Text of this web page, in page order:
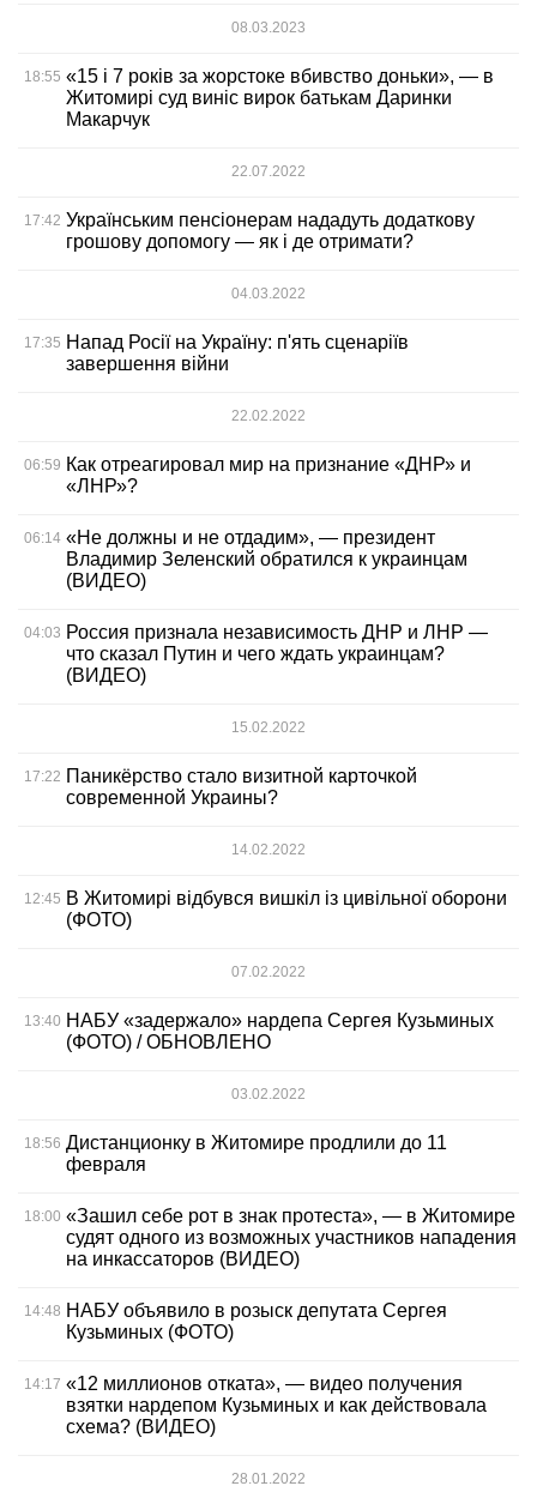
08.03.2023
18:55 «15 і 7 років за жорстоке вбивство доньки», — в
Житомирі суд виніс вирок батькам Даринки
Макарчук
22.07.2022
17:42 Українським пенсіонерам нададуть додаткову
грошову допомогу — як і де отримати?
04.03.2022
17:35 Напад Росії на Україну: п'ять сценаріїв
завершення війни
22.02.2022
06:59 Как отреагировал мир на признание «ДНР» и
«ЛНР»?
06:14 «Не должны и не отдадим», — президент
Владимир Зеленский обратился к украинцам
(ВИДЕО)
04:03 Россия признала независимость ДНР и ЛНР —
что сказал Путин и чего ждать украинцам?
(ВИДЕО)
15.02.2022
17:22 Паникёрство стало визитной карточкой
современной Украины?
14.02.2022
12:45 В Житомирі відбувся вишкіл із цивільної оборони
(ФОТО)
07.02.2022
13:40 НАБУ «задержало» нардепа Сергея Кузьминых
(ФОТО) / ОБНОВЛЕНО
03.02.2022
18:56 Дистанционку в Житомире продлили до 11
февраля
18:00 «Зашил себе рот в знак протеста», — в Житомире
судят одного из возможных участников нападения
на инкассаторов (ВИДЕО)
14:48 НАБУ объявило в розыск депутата Сергея
Кузьминых (ФОТО)
14:17 «12 миллионов отката», — видео получения
взятки нардепом Кузьминых и как действовала
схема? (ВИДЕО)
28.01.2022